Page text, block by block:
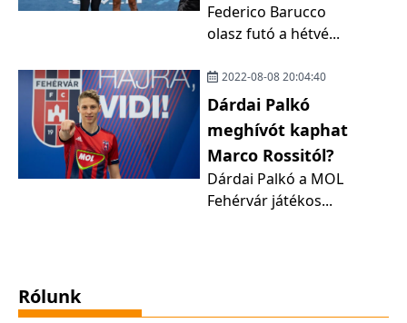
Federico Barucco
olasz futó a hétvé...
2022-08-08 20:04:40
Dárdai Palkó
meghívót kaphat
Marco Rossitól?
Dárdai Palkó a MOL
Fehérvár játékos...
Rólunk